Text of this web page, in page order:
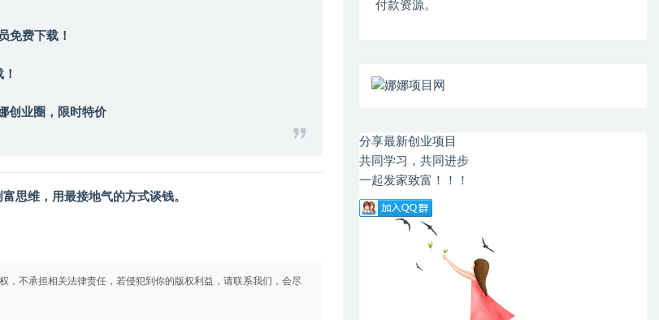
免费下载！
创业圈 ，限时特价
思维，用最接地气的方式谈钱。
，不承担相关法律责任，若侵犯到你的版权利益，请联系我们，会尽
付款资源。
分享最新创业项目
共同学习，共同进步
一起发家致富！！！